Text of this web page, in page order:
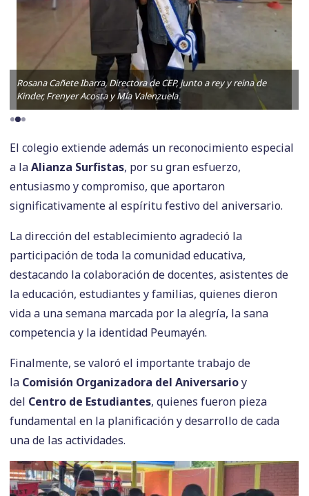
Rosana Cañete Ibarra, Directora de CEP, junto a rey y reina de
Kinder, Frenyer Acosta y Mía Valenzuela
El colegio extiende además un reconocimiento especial
a laAlianza Surfistas, por su gran esfuerzo,
entusiasmo y compromiso, que aportaron
significativamente al espíritu festivo del aniversario.
La dirección del establecimiento agradeció la
participación de toda la comunidad educativa,
destacando la colaboración de docentes, asistentes de
la educación, estudiantes y familias, quienes dieron
vida a una semana marcada por la alegría, la sana
competencia y la identidad Peumayén.
Finalmente, se valoró el importante trabajo de
la Comisión Organizadora del Aniversarioy
del Centro de Estudiantes, quienes fueron pieza
fundamental en la planificación y desarrollo de cada
una de las actividades.